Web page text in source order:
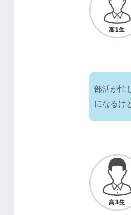
部活が忙
になるけ